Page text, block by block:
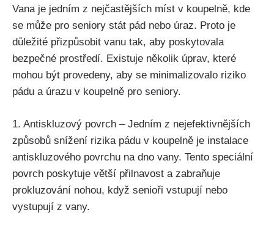
Vana je jedním z nejčastějších míst v koupelně, kde
se může pro seniory stát pád nebo úraz. Proto je
důležité přizpůsobit vanu tak, aby poskytovala
bezpečné prostředí. Existuje několik úprav, které
mohou být provedeny, aby se minimalizovalo riziko
pádu a úrazu v koupelně pro seniory.
1. Antiskluzový povrch – Jedním z nejefektivnějších
způsobů snížení rizika pádu v koupelně je instalace
antiskluzového povrchu na dno vany. Tento speciální
povrch poskytuje větší přilnavost a zabraňuje
prokluzování nohou, když senioři vstupují nebo
vystupují z vany.